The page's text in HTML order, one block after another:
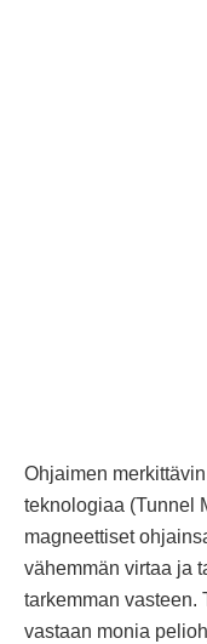
Ohjaimen
teknologiaa (Tunnel
magneettiset
vähemmän virtaa ja
tarkemman vasteen.
vastaan monia